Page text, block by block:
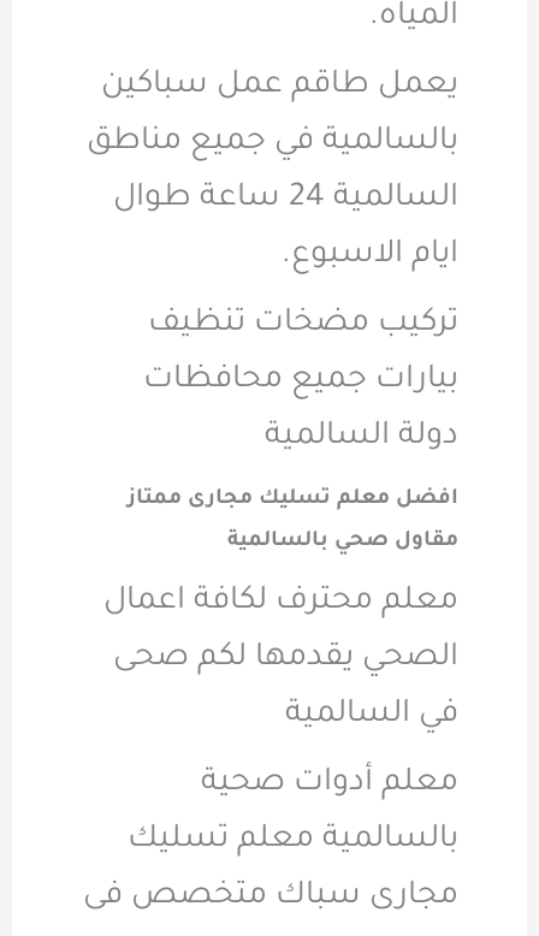
المياه.
يعمل طاقم عمل سباكين
بالسالمية في جميع مناطق
السالمية 24 ساعة طوال
ايام الاسبوع.
تركيب مضخات تنظيف
بيارات جميع محافظات
دولة السالمية
افضل معلم تسليك مجارى ممتاز
مقاول صحي بالسالمية
معلم محترف لكافة اعمال
الصحي يقدمها لكم صحى
في السالمية
معلم أدوات صحية
بالسالمية معلم تسليك
مجارى سباك متخصص فى